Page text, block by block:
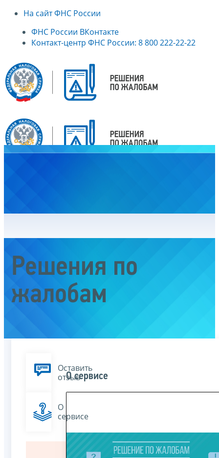
На сайт ФНС России
ФНС России ВКонтакте
Контакт-центр ФНС России: 8 800 222-22-22
Решения по
жалобам
Оставить
отзыв
О
сервисе
О сервисе